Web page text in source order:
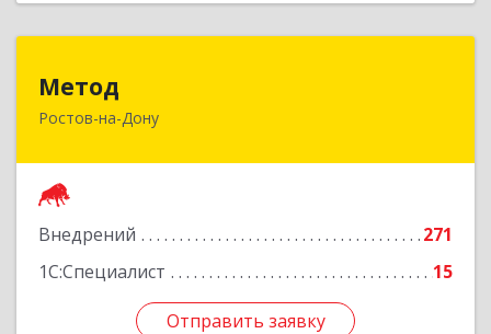
Метод
Ростов-на-Дону
Внедрений
271
1С:Специалист
15
Отправить заявку
344029, Ростовская обл, Ростов-на-Дону г,
Отправить заявку